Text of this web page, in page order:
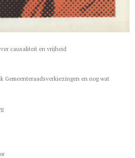
causaliteit en vrijheid
Gemeenteraadsverkiezingen en nog wat